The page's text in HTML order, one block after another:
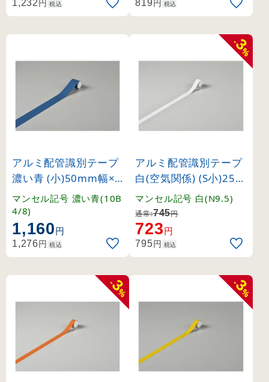
1,232 円 税込 819 円 税込
アルミ配管識別テープ
濃い青 (小)50mm幅×2
m巻 (187516)
マンセル記号 濃い青(10B
4/8)
1,160円
1,276円 税込
-
3
%
アルミ配管識別テープ
白(空気関係) (S小)25m
m幅×2m巻 (188510)
マンセル記号 白(N9.5)
通常:745円
723円
795円 税込
-
3
%
-
3
%